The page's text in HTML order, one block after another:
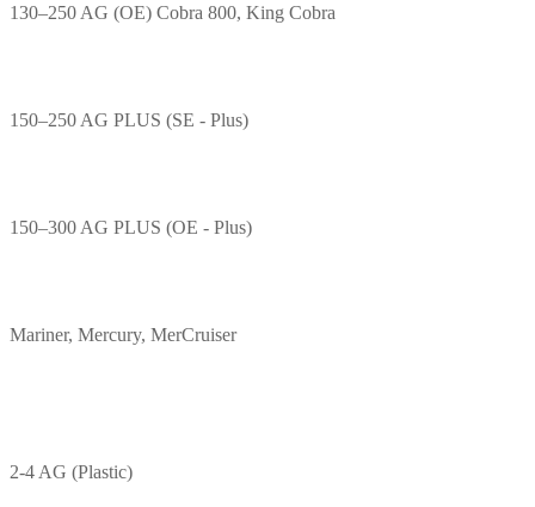
130–250 AG (OE) Cobra 800, King Cobra
150–250 AG PLUS (SE - Plus)
150–300 AG PLUS (OE - Plus)
Mariner, Mercury, MerCruiser
2-4 AG (Plastic)